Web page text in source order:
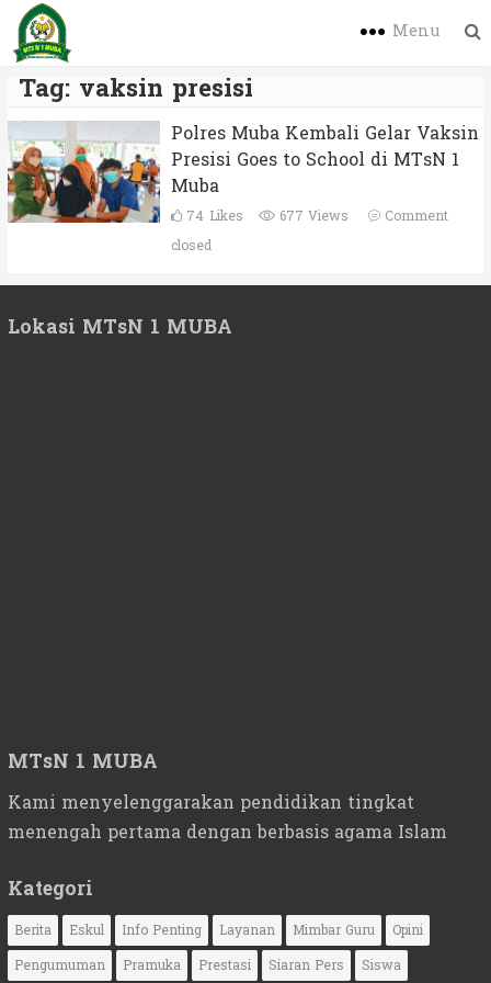
Menu
Tag: vaksin presisi
Polres Muba Kembali Gelar Vaksin
Presisi Goes to School di MTsN 1
Muba
74 Likes 677 Views
Comment
closed
Lokasi MTsN 1 MUBA
MTsN 1 MUBA
Kami menyelenggarakan pendidikan tingkat
menengah pertama dengan berbasis agama Islam
Kategori
Berita Eskul Info Penting Layanan Mimbar Guru
Opini
Pengumuman
Pramuka Prestasi Siaran Pers Siswa